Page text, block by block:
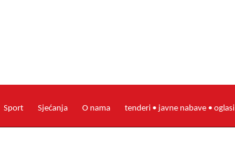
Sport Sjećanja O nama tenderi • javne nabave • oglasi